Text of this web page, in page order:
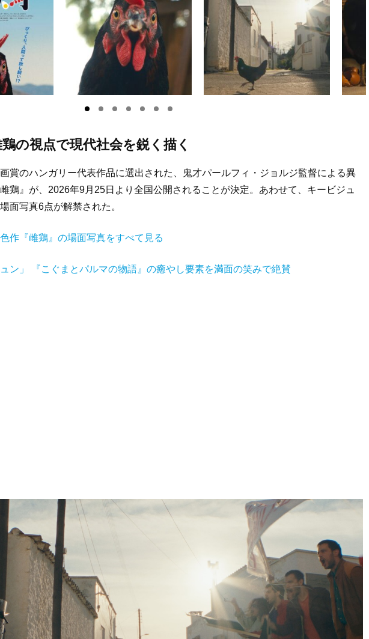
の視点で現代社会を鋭く描く
賞のハンガリー代表作品に選出された、鬼才パールフィ・ジョルジ監督による異
鶏』が、2026年9月25日より全国公開されることが決定。あわせて、キービジュ
面写真6点が解禁された。
作『雌鶏』の場面写真をすべて見る
ン」 『こぐまとパルマの物語』の癒やし要素を満面の笑みで絶賛